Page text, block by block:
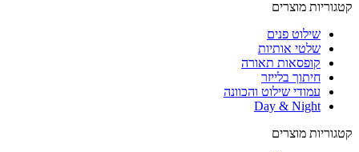
קטגוריות מוצרים
שילוט פנים
שלטי אותיות
קופסאות תאורה
חיתוך בלייזר
עמודי שילוט והכוונה
Day & Night
קטגוריות מוצרים